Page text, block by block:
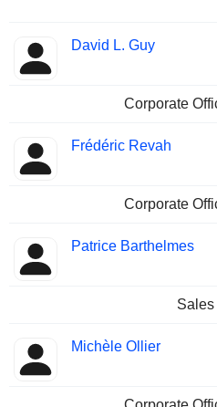
David L. Guy
Corporate
Frédéric Revah
Corporate
Patrice Barthelmes
Sales
Michèle Ollier